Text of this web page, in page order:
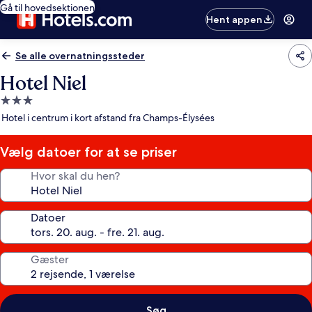
Gå til hovedsektionen
Hent appen
Se alle overnatningssteder
Hotel Niel
3.0-
stjernet
Hotel i centrum i kort afstand fra Champs-Élysées
Vælg datoer for at se priser
Hvor skal du hen?
Datoer
Gæster